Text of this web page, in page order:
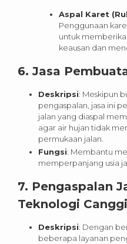
Aspal Karet
Penggunaan
untuk
keausan dan
6.Jasa
Deskripsi: Meskipun
pengaspalan, jasa ini
jalan yang diaspal
agar air hujan tidak
permukaan jalan.
Fungsi: Membantu
memperpanjang usia
7. Pengaspalan
Teknologi
Deskripsi: Dengan
beberapa layanan